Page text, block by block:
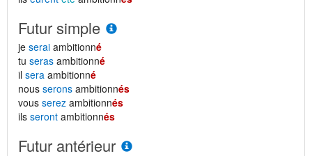
Futur simple
je serai ambitionné
tu seras ambitionné
il sera ambitionné
nous serons ambitionnés
vous serez ambitionnés
ils seront ambitionnés
Futur antérieur